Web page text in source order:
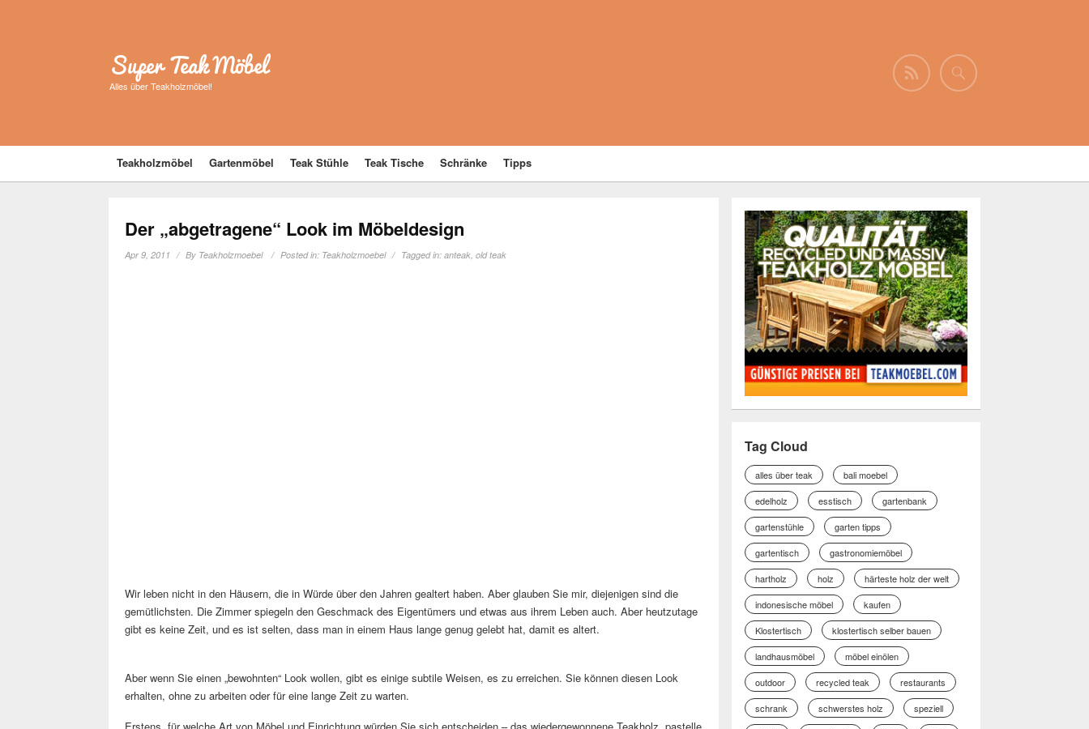
Super Teak Möbel
Alles über Teakholzmöbel!
Teakholzmöbel Gartenmöbel Teak Stühle Teak Tische Schränke Tipps
Der „abgetragene“ Look im Möbeldesign
Apr 9, 2011 By Teakholzmoebel Posted in: Teakholzmoebel Tagged in:anteak,old teak
Wir leben nicht in den Häusern, die in Würde über den Jahren gealtert haben. Aber glauben Sie mir, diejenigen sind die
gemütlichsten. Die Zimmer spiegeln den Geschmack des Eigentümers und etwas aus ihrem Leben auch. Aber heutzutage
gibt es keine Zeit, und es ist selten, dass man in einem Haus lange genug gelebt hat, damit es altert.
Aber wenn Sie einen „bewohnten“ Look wollen, gibt es einige subtile Weisen, es zu erreichen. Sie können diesen Look
erhalten, ohne zu arbeiten oder für eine lange Zeit zu warten.
Tag Cloud
alles über teak
bali moebel
edelholz
esstisch
gartenbank
gartenstühle
garten tipps
gartentisch
gastronomiemöbel
hartholz
holz
härteste holz der welt
indonesische möbel
kaufen
Klostertisch
klostertisch selber bauen
landhausmöbel
möbel einölen
outdoor
recycled teak
restaurants
schrank
schwerstes holz
speziell